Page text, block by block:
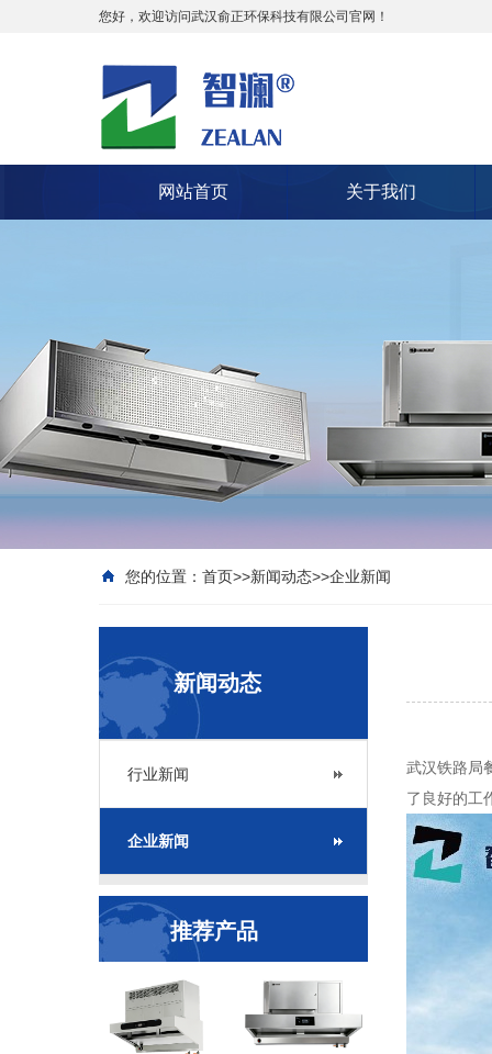
您好，欢迎访问武汉俞正环保科技有限公司官网！
网站首页 关于我们
您的位置： 首页>>新闻动态>>企业新闻
新闻动态
行业新闻
企业新闻
推荐产品
武汉铁路局
了良好的工